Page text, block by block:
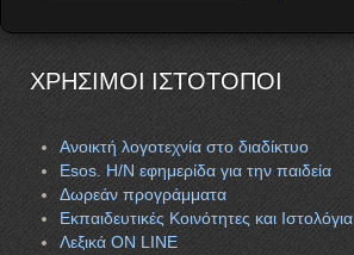
ΧΡΗΣΙΜΟΙ ΙΣΤΟΤΟΠΟΙ
Ανοικτή λογοτεχνία στο διαδίκτυο
Esos. H/N εφημερίδα για την παιδεία
Δωρεάν προγράμματα
Εκπαιδευτικές Κοινότητες και Ιστολόγια
Λεξικά ON LINE